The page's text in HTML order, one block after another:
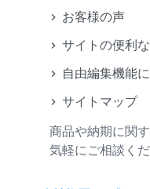
お客様の声
サイトの便利
自由編集機能
サイトマップ
商品や納期に関
気軽にご相談くだ